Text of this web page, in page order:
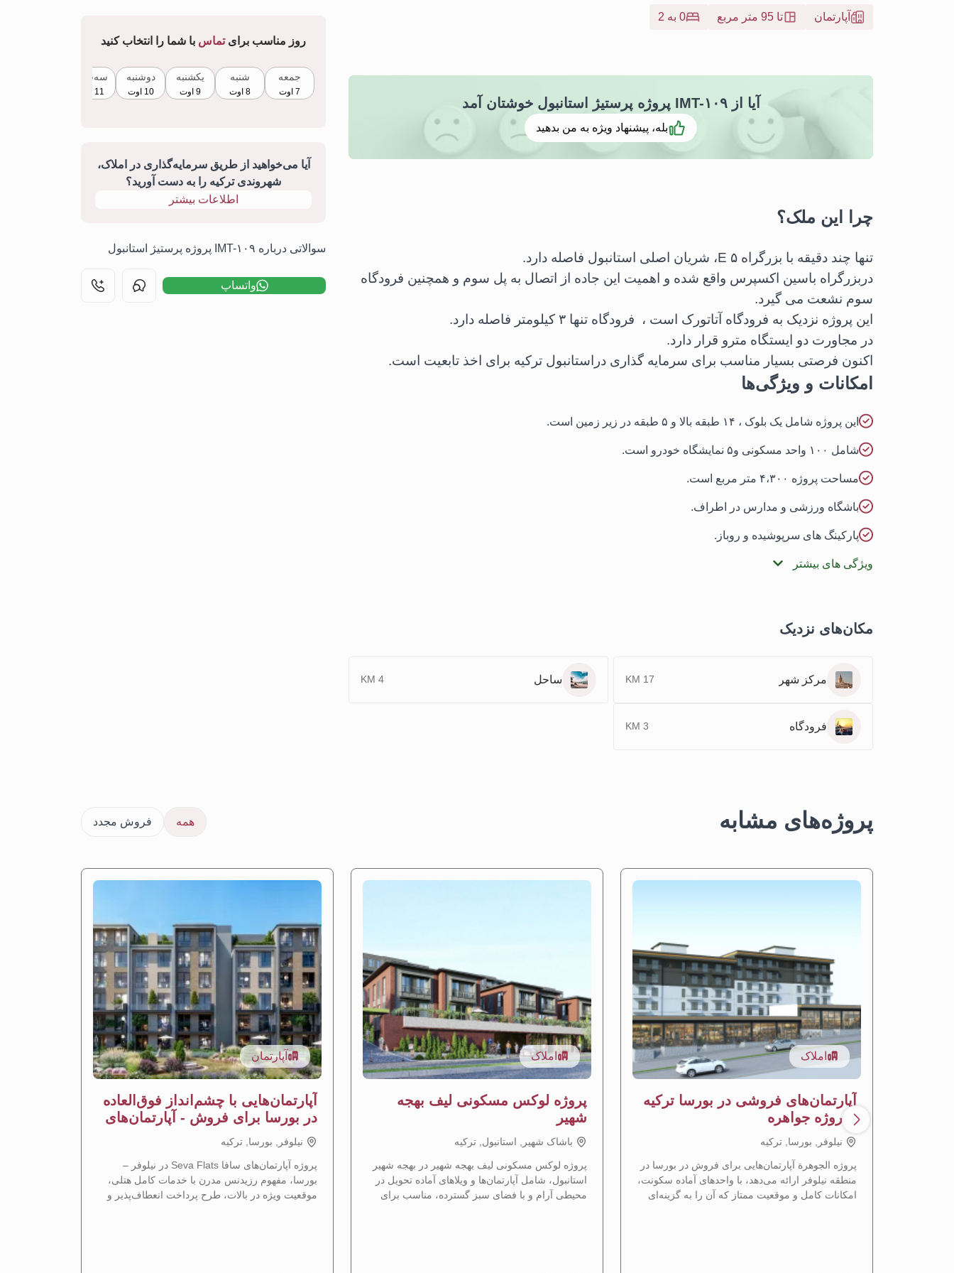
آپارتمان تا 95 متر مربع 0 به 2
آیا از IMT-۱۰۹ پروژه پرستیژ استانبول خوشتان آمد
بله، پیشنهاد ویژه به من بدهید
چرا این ملک؟
تنها چند دقیقه با بزرگراه ۵ E، شریان اصلی استانبول فاصله دارد.
دربزرگراه باسین اکسپرس واقع شده و اهمیت این جاده از اتصال به پل سوم و همچنین فرودگاه
سوم نشعت می گیرد.
این پروژه نزدیک به فرودگاه آتاتورک است ، فرودگاه تنها ۳ کیلومتر فاصله دارد.
در مجاورت دو ایستگاه مترو قرار دارد.
اکنون فرصتی بسیار مناسب برای سرمایه گذاری دراستانبول ترکیه برای اخذ تابعیت است.
امکانات و ویژگی‌ها
این پروژه شامل یک بلوک ، ۱۴ طبقه بالا و ۵ طبقه در زیر زمین است.
شامل ۱۰۰ واحد مسکونی و۵ نمایشگاه خودرو است.
مساحت پروژه ۴،۳۰۰ متر مربع است.
باشگاه ورزشی و مدارس در اطراف.
پارکینگ های سرپوشیده و روباز.
ویژگی های بیشتر
مکان‌های نزدیک
مرکز شهر 17 KM ساحل 4 KM
فرودگاه 3 KM
روز مناسب برایتماس با شما را انتخاب کنید
جمعه
7 اوت
شنبه
8 اوت
یکشنبه
9 اوت
دوشنبه
10 اوت
سه‌شنبه
11 اوت
آیا می‌خواهید از طریق سرمایه‌گذاری در املاک،
شهروندی ترکیه را به دست آورید؟
اطلاعات بیشتر
سوالاتی درباره IMT-۱۰۹ پروژه پرستیژ استانبول
واتساپ
پروژه‌های مشابه همه فروش مجدد
املاک
آپارتمان‌های فروشی در بورسا ترکیه
- پروژه جواهره
نيلوفر, بورسا, تركيه
پروژه الجوهرة آپارتمان‌هایی برای فروش در بورسا در
منطقه نیلوفر ارائه می‌دهد، با واحدهای آماده سکونت،
امکانات کامل و موقعیت ممتاز که آن را به گزینه‌ای
املاک
پروژه لوکس مسکونی لیف بهجه
شهیر
باشاک شهیر, استانبول, تركيه
پروژه لوکس مسکونی لیف بهجه شهیر در بهجه شهیر
استانبول، شامل آپارتمان‌ها و ویلاهای آماده تحویل در
محیطی آرام و با فضای سبز گسترده، مناسب برای
آپارتمان
آپارتمان‌هایی با چشم‌انداز فوق‌العاده
در بورسا برای فروش - آپارتمان‌های
ساوانيلوفر, بورسا, تركيه
پروژه آپارتمان‌های سافا Seva Flats در نیلوفر –
بورسا، مفهوم رزیدنس مدرن با خدمات کامل هتلی،
موقعیت ویژه در بالات، طرح پرداخت انعطاف‌پذیر و